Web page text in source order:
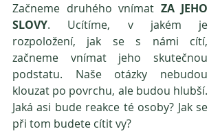
Začneme druhého vnímat ZA JEHO
SLOVY. Ucítíme, v jakém je
rozpoložení, jak se s námi cítí,
začneme vnímat jeho skutečnou
podstatu. Naše otázky nebudou
klouzat po povrchu, ale budou hlubší.
Jaká asi bude reakce té osoby? Jak se
při tom budete cítit vy?